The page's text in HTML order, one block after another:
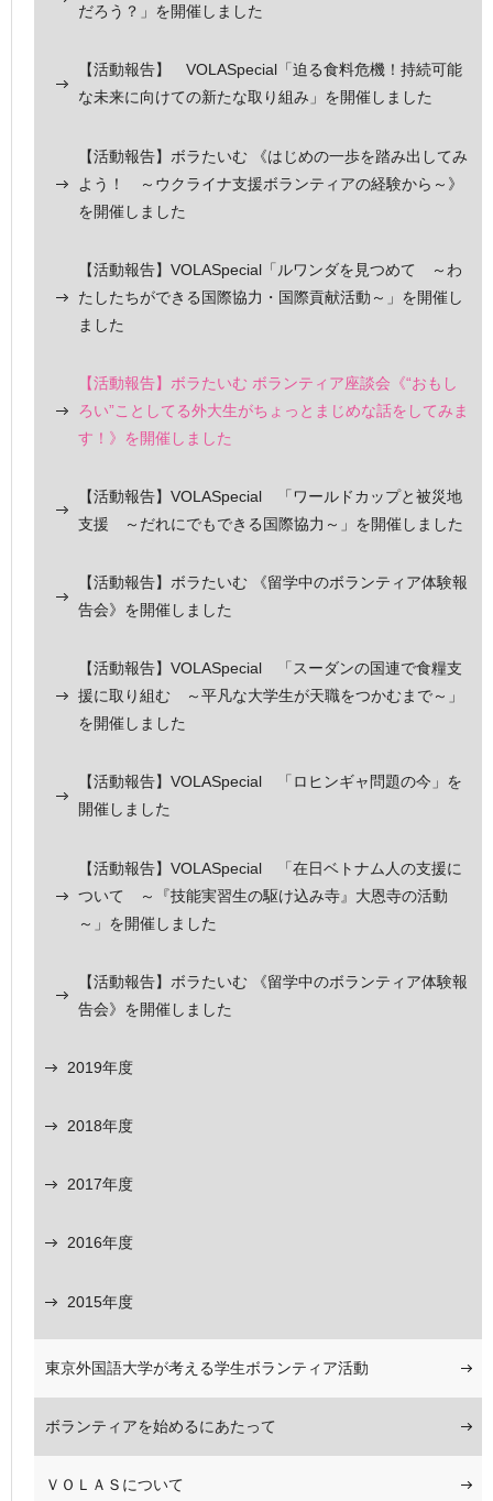
だろう？」を開催しました
【活動報告】 VOLASpecial「迫る食料危機！持続可能
な未来に向けての新たな取り組み」を開催しました
【活動報告】ボラたいむ 《はじめの一歩を踏み出してみ
よう！ ～ウクライナ支援ボランティアの経験から～》
を開催しました
【活動報告】VOLASpecial「ルワンダを見つめて ～わ
たしたちができる国際協力・国際貢献活動～」を開催し
ました
【活動報告】ボラたいむ ボランティア座談会《“おもし
ろい”ことしてる外大生がちょっとまじめな話をしてみま
す！》を開催しました
【活動報告】VOLASpecial 「ワールドカップと被災地
支援 ～だれにでもできる国際協力～」を開催しました
【活動報告】ボラたいむ 《留学中のボランティア体験報
告会》を開催しました
【活動報告】VOLASpecial 「スーダンの国連で食糧支
援に取り組む ～平凡な大学生が天職をつかむまで～」
を開催しました
【活動報告】VOLASpecial 「ロヒンギャ問題の今」を
開催しました
【活動報告】VOLASpecial 「在日ベトナム人の支援に
ついて ～『技能実習生の駆け込み寺』大恩寺の活動
～」を開催しました
【活動報告】ボラたいむ 《留学中のボランティア体験報
告会》を開催しました
2019年度
2018年度
2017年度
2016年度
2015年度
東京外国語大学が考える学生ボランティア活動
ボランティアを始めるにあたって
ＶＯＬＡＳについて